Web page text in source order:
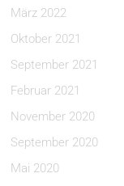
März 2022
Oktober 2021
September 2021
Februar 2021
November 2020
September 2020
Mai 2020